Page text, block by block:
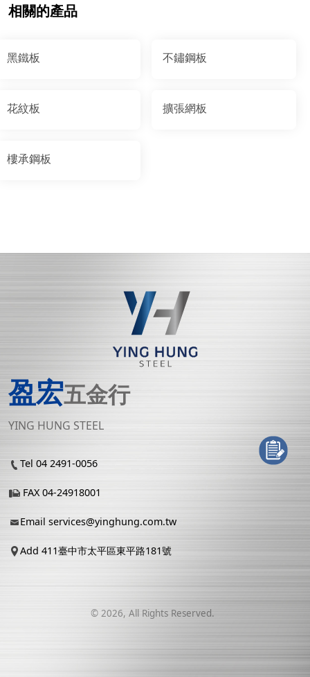
相關的產品
黑鐵板 不鏽鋼板
花紋板 擴張網板
樓承鋼板
盈宏五金行
YING HUNG STEEL
Tel 04 2491-0056
FAX 04-24918001
Email services@yinghung.com.tw
Add 411臺中市太平區東平路181號
© 2026, All Rights Reserved.